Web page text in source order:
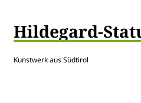
Hildegard-
Kunstwerk aus Südtirol